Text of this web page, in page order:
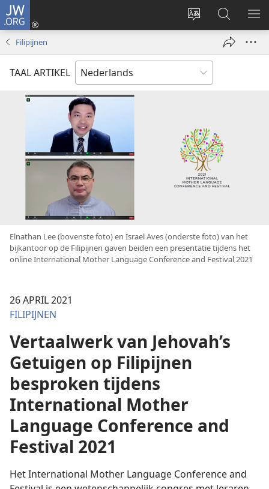
JW.ORG
Taal
wijzigen
Inloggen
(opent
Zoeken
op
JW.ORG
Filipijnen
TAAL ARTIKEL
Elnathan Lee (bovenste foto) en Israel Aves (onderste foto) van het
bijkantoor op de Filipijnen gaven beiden een presentatie tijdens het
online International Mother Language Conference and Festival 2021
26 APRIL 2021
FILIPIJNEN
Vertaalwerk van Jehovah’s
Getuigen op Filipijnen
besproken tijdens
International Mother
Language Conference and
Festival 2021
Het International Mother Language Conference and